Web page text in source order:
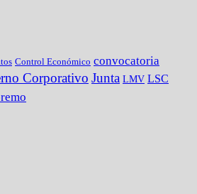
Control Económico convocatoria
Corporativo Junta LMV LSC